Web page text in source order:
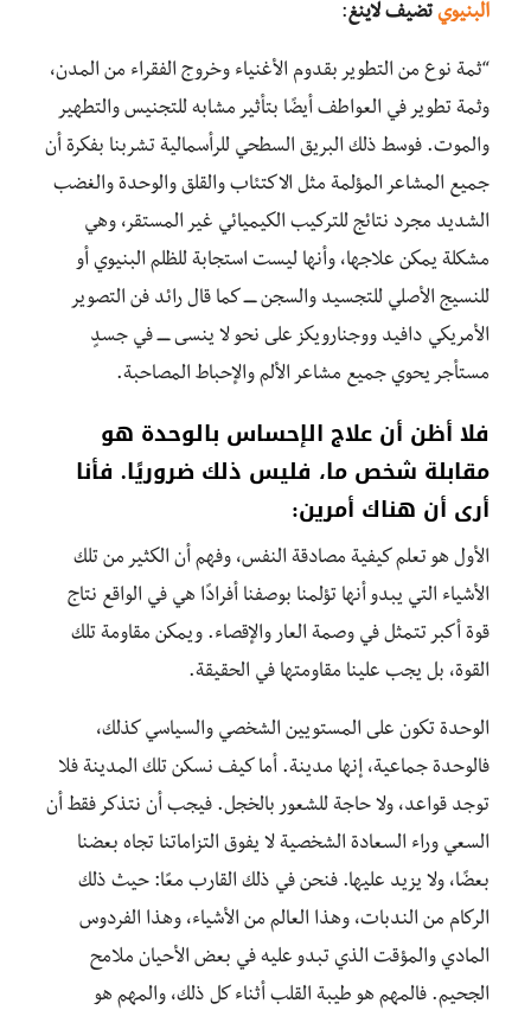
البنيويتضيف لاينغ:
“ثمة نوع من التطوير بقدوم الأغنياء وخروج الفقراء من المدن،
وثمة تطوير في العواطف أيضًا بتأثير مشابه للتجنيس والتطهير
والموت. فوسط ذلك البريق السطحي للرأسمالية تشربنا بفكرة أن
جميع المشاعر المؤلمة مثل الاكتئاب والقلق والوحدة والغضب
الشديد مجرد نتائج للتركيب الكيميائي غير المستقر، وهي
مشكلة يمكن علاجها، وأنها ليست استجابة للظلم البنيوي أو
للنسيج الأصلي للتجسيد والسجن ـــــ كما قال رائد فن التصوير
الأمريكي دافيد ووجنارويكز على نحو لا ينسى ـــــ في جسدٍ
مستأجر يحوي جميع مشاعر الألم والإحباط المصاحبة.
فلا أظن أن علاج الإحساس بالوحدة هو
مقابلة شخص ما، فليس ذلك ضروريًا. فأنا
أرى أن هناك أمرين:
الأول هو تعلم كيفية مصادقة النفس، وفهم أن الكثير من تلك
الأشياء التي يبدو أنها تؤلمنا بوصفنا أفرادًا هي في الواقع نتاج
قوة أكبر تتمثل في وصمة العار والإقصاء. ويمكن مقاومة تلك
القوة، بل يجب علينا مقاومتها في الحقيقة.
الوحدة تكون على المستويين الشخصي والسياسي كذلك،
فالوحدة جماعية، إنها مدينة. أما كيف نسكن تلك المدينة فلا
توجد قواعد، ولا حاجة للشعور بالخجل. فيجب أن نتذكر فقط أن
السعي وراء السعادة الشخصية لا يفوق التزاماتنا تجاه بعضنا
بعضًا، ولا يزيد عليها. فنحن في ذلك القارب معًا: حيث ذلك
الركام من الندبات، وهذا العالم من الأشياء، وهذا الفردوس
المادي والمؤقت الذي تبدو عليه في بعض الأحيان ملامح
الجحيم. فالمهم هو طيبة القلب أثناء كل ذلك، والمهم هو